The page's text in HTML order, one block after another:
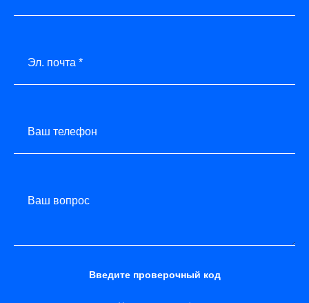
Эл. почта *
Ваш телефон
Ваш вопрос
Введите проверочный код